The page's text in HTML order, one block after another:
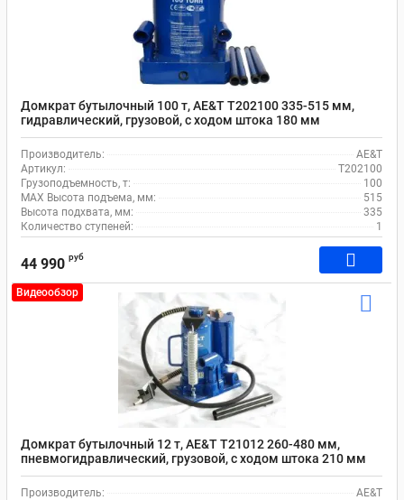
Домкрат бутылочный 100 т, AE&T Т202100 335-515 мм,
гидравлический, грузовой, с ходом штока 180 мм
Производитель:
AE&T
Артикул:
Т202100
Грузоподъемность, т:
100
MAX Высота подъема, мм:
515
Высота подхвата, мм:
335
Количество ступеней:
1
44 990 руб
Видеообзор
Домкрат бутылочный 12 т, AE&T Т21012 260-480 мм,
пневмогидравлический, грузовой, с ходом штока 210 мм
Производитель: AE&T